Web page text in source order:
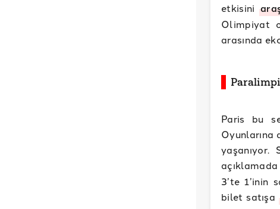
etkisini
Olimpiyat
arasında
Paris bu
Oyunlarına
yaşanıyor.
3’te 1’inin
bilet satışa